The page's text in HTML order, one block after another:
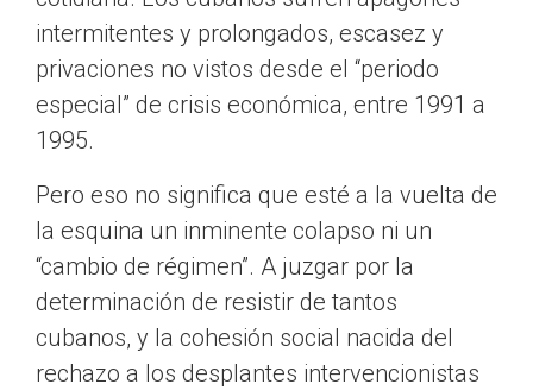
intermitentes y prolongados, escasez y
privaciones no vistos desde el “periodo
especial” de crisis económica, entre 1991 a
1995.
Pero eso no significa que esté a la vuelta de
la esquina un inminente colapso ni un
“cambio de régimen”. A juzgar por la
determinación de resistir de tantos
cubanos, y la cohesión social nacida del
rechazo a los desplantes intervencionistas